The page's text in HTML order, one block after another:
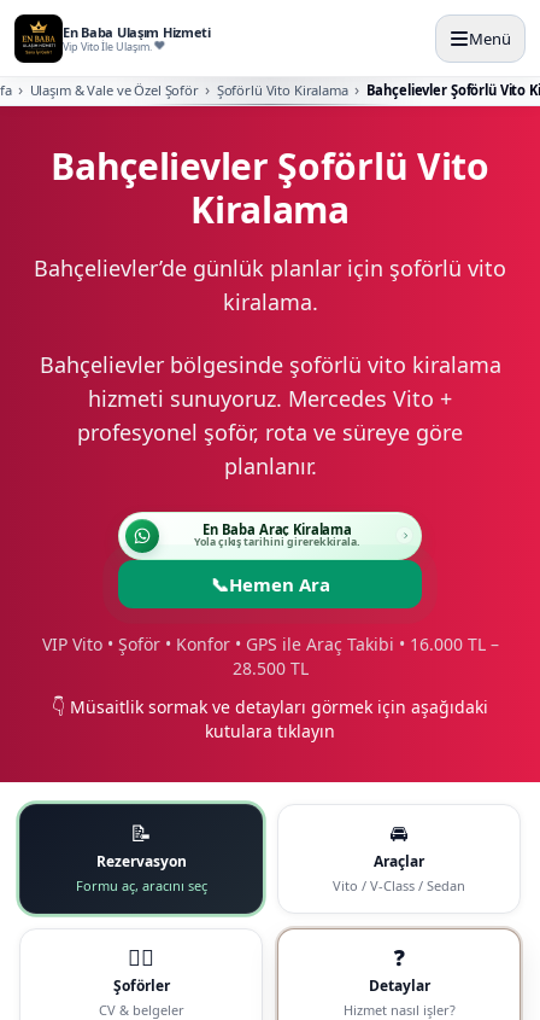
En Baba Ulaşım Hizmeti
Vip Vito İle Ulaşım. Menü
Ulaşım & Vale ve Özel Şoför Şoförlü Vito Kiralama Bahçelievler Şoförlü Vito
Bahçelievler Şoförlü Vito
Kiralama
Bahçelievler’de günlük planlar için şoförlü vito
kiralama.
Bahçelievler bölgesinde şoförlü vito kiralama
hizmeti sunuyoruz. Mercedes Vito +
profesyonel şoför, rota ve süreye göre
planlanır.
En Baba Araç Kiralama
Yola çıkış tarihini girerek kirala.
📞Hemen Ara
VIP Vito • Şoför • Konfor • GPS ile Araç Takibi • 16.000 TL –
28.500 TL
👇 Müsaitlik sormak ve detayları görmek için aşağıdaki
kutulara tıklayın
📝
Rezervasyon
Formu aç, aracını seç
🚘
Araçlar
Vito / V-Class / Sedan
🧑‍✈️
Şoförler
CV & belgeler
❓
Detaylar
Hizmet nasıl işler?